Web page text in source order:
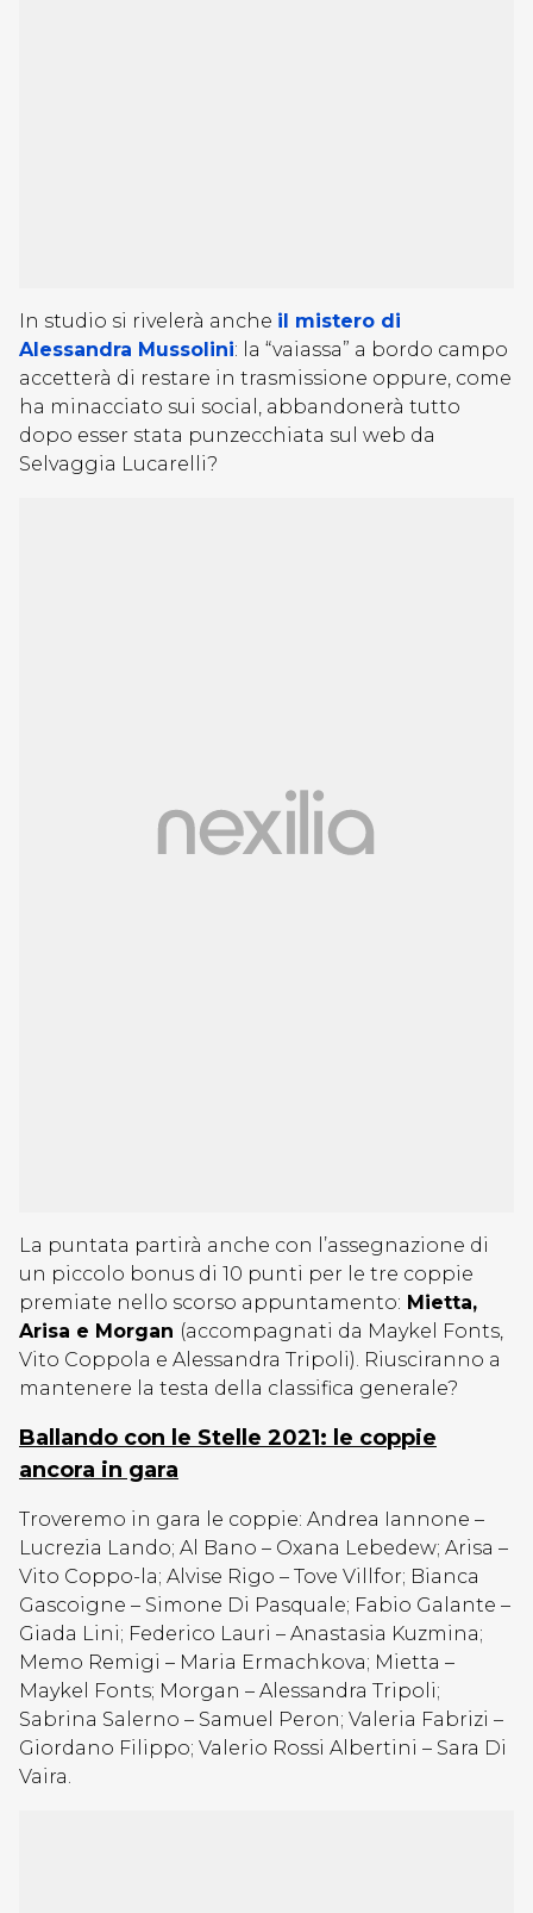
In studio si rivelerà anche il mistero di
Alessandra Mussolini: la “vaiassa” a bordo campo
accetterà di restare in trasmissione oppure, come
ha minacciato sui social, abbandonerà tutto
dopo esser stata punzecchiata sul web da
Selvaggia Lucarelli?
La puntata partirà anche con l’assegnazione di
un piccolo bonus di 10 punti per le tre coppie
premiate nello scorso appuntamento: Mietta,
Arisa e Morgan (accompagnati da Maykel Fonts,
Vito Coppola e Alessandra Tripoli). Riusciranno a
mantenere la testa della classifica generale?
Ballando con le Stelle 2021: le coppie
ancora in gara
Troveremo in gara le coppie: Andrea Iannone –
Lucrezia Lando; Al Bano – Oxana Lebedew; Arisa –
Vito Coppo-la; Alvise Rigo – Tove Villfor; Bianca
Gascoigne – Simone Di Pasquale; Fabio Galante –
Giada Lini; Federico Lauri – Anastasia Kuzmina;
Memo Remigi – Maria Ermachkova; Mietta –
Maykel Fonts; Morgan – Alessandra Tripoli;
Sabrina Salerno – Samuel Peron; Valeria Fabrizi –
Giordano Filippo; Valerio Rossi Albertini – Sara Di
Vaira.